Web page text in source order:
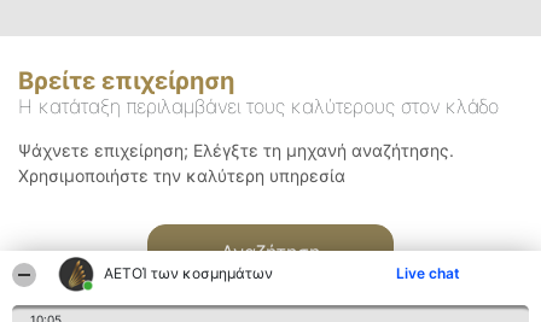
ΑΕΤΟΊ των κοσμημάτων Live chat
Βρείτε επιχείρηση
Η κατάταξη περιλαμβάνει τους καλύτερους στον κλάδο
Ψάχνετε επιχείρηση; Ελέγξτε τη μηχανή αναζήτησης.
Χρησιμοποιήστε την καλύτερη υπηρεσία
Αναζήτηση